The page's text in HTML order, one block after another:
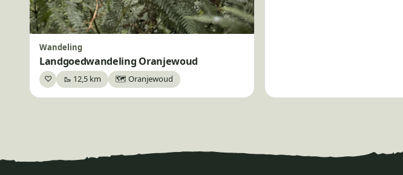
Wandeling
Landgoedwandeling Oranjewoud
♡
Bewaar🥾 12,5 km 🗺️ Oranjewoud